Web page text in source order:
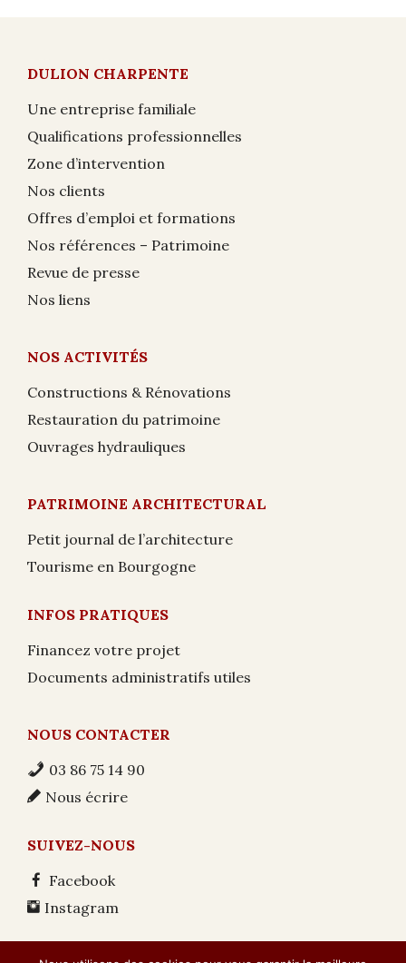
DULION CHARPENTE
Une entreprise familiale
Qualifications professionnelles
Zone d’intervention
Nos clients
Offres d’emploi et formations
Nos références – Patrimoine
Revue de presse
Nos liens
NOS ACTIVITÉS
Constructions & Rénovations
Restauration du patrimoine
Ouvrages hydrauliques
PATRIMOINE ARCHITECTURAL
Petit journal de l’architecture
Tourisme en Bourgogne
INFOS PRATIQUES
Financez votre projet
Documents administratifs utiles
NOUS CONTACTER
03 86 75 14 90
Nous écrire
SUIVEZ-NOUS
Facebook
Instagram